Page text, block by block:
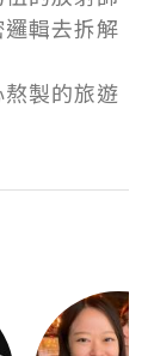
輯去拆解
製的旅遊